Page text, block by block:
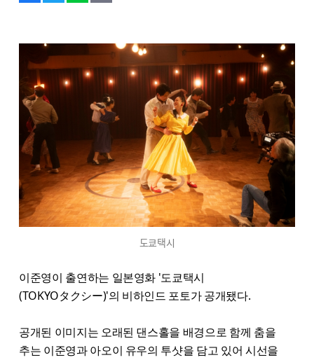
도쿄택시
이준영이 출연하는 일본영화 '도쿄택시
(TOKYOタクシー)'의 비하인드 포토가 공개됐다.
공개된 이미지는 오래된 댄스홀을 배경으로 함께 춤을
추는 이준영과 아오이 유우의 투샷을 담고 있어 시선을